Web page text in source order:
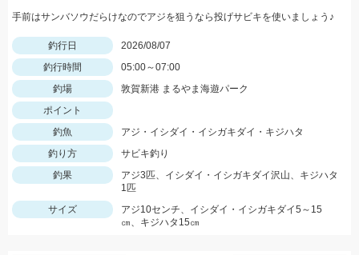
手前はサンバソウだらけなのでアジを狙うなら投げサビキを使いましょう♪
釣行日
2026/08/07
釣行時間
05:00～07:00
釣場
敦賀新港 まるやま海遊パーク
ポイント
釣魚
アジ・イシダイ・イシガキダイ・キジハタ
釣り方
サビキ釣り
釣果
アジ3匹、イシダイ・イシガキダイ沢山、キジハタ
1匹
サイズ
アジ10センチ、イシダイ・イシガキダイ5～15
㎝、キジハタ15㎝